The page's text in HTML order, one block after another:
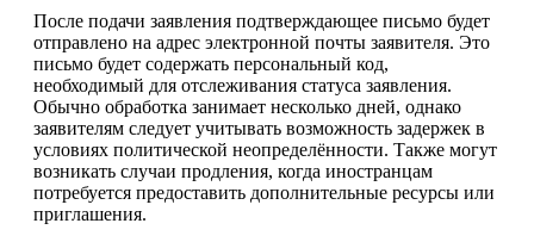
После подачи заявления подтверждающее письмо будет
отправлено на адрес электронной почты заявителя. Это
письмо будет содержать персональный код,
необходимый для отслеживания статуса заявления.
Обычно обработка занимает несколько дней, однако
заявителям следует учитывать возможность задержек в
условиях политической неопределённости. Также могут
возникать случаи продления, когда иностранцам
потребуется предоставить дополнительные ресурсы или
приглашения.